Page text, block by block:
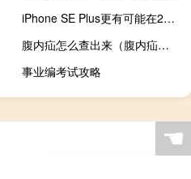
iPhone SE Plus更有可能在2021年发布
腹内疝怎么查出来（腹内疝怎么治疗）
事业编考试攻略
☚